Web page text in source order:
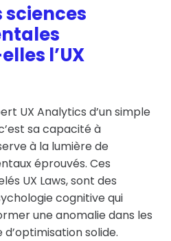
l’UX
UX Analytics d’un simple
sa capacité à
à la lumière de
éprouvés. Ces
UX Laws, sont des
cognitive qui
une anomalie dans les
solide.